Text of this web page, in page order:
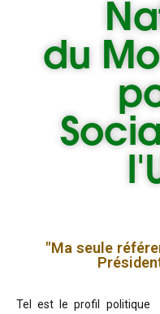
du
"Ma seule
Tel est le profil politique